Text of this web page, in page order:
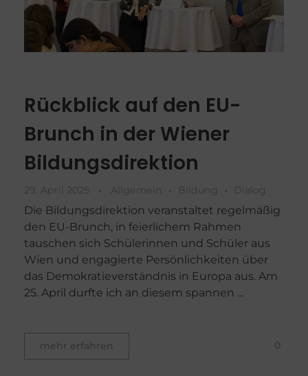
Rückblick auf den EU-
Brunch in der Wiener
Bildungsdirektion
29. April 2025 Allgemein Bildung Dialog
Die Bildungsdirektion veranstaltet regelmäßig
den EU-Brunch, in feierlichem Rahmen
tauschen sich Schülerinnen und Schüler aus
Wien und engagierte Persönlichkeiten über
das Demokratieverständnis in Europa aus. Am
25. April durfte ich an diesem spannen ...
mehr erfahren 0